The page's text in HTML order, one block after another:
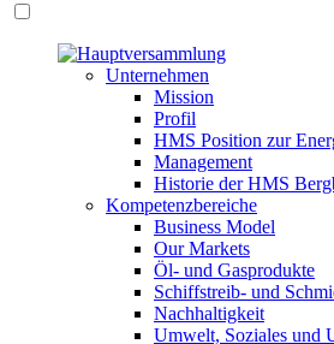
Unternehmen
Mission
Profil
HMS Position zur
Management
Historie der HMS
Kompetenzbereiche
Business Model
Our Markets
Öl- und Gasprodukte
Schiffstreib- und
Nachhaltigkeit
Umwelt, Soziales und